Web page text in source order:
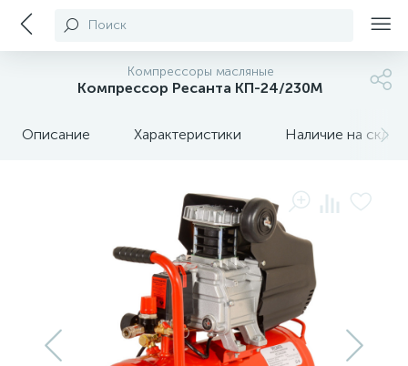
Поиск
Компрессоры масляные
Компрессор Ресанта КП-24/230М
Описание Характеристики Наличие на